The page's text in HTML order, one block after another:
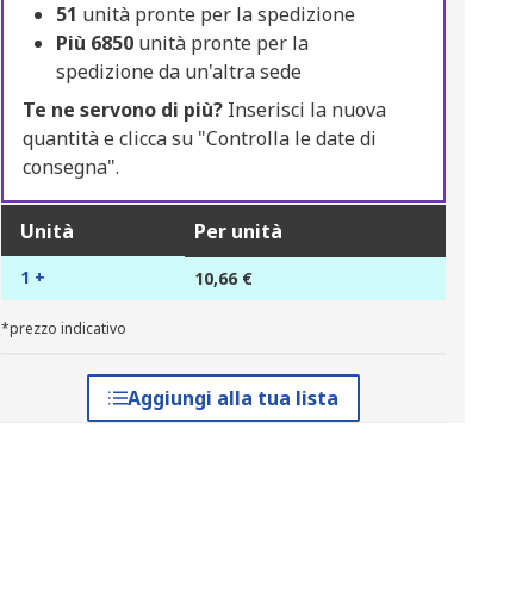
51 unità pronte per la spedizione
Più 6850 unità pronte per la
spedizione da un'altra sede
Te ne servono di più?Inserisci la nuova
quantità e clicca su "Controlla le date di
consegna".
Unità Per unità
1 + 10,66 €
*prezzo indicativo
Aggiungi alla tua lista